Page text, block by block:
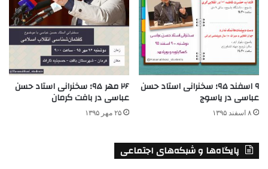
۹ اسفند ۹۵؛ سخنرانی استاد‌ حسن‌
عباسی در یاسوج
۸ اسفند ۱۳۹۵
۲۶ مهر ۹۵؛ سخنرانی استاد حسن
عباسی در بافت کرمان
۲۵ مهر ۱۳۹۵
پایگاه‌ها و شبکه‌های اجتماعی